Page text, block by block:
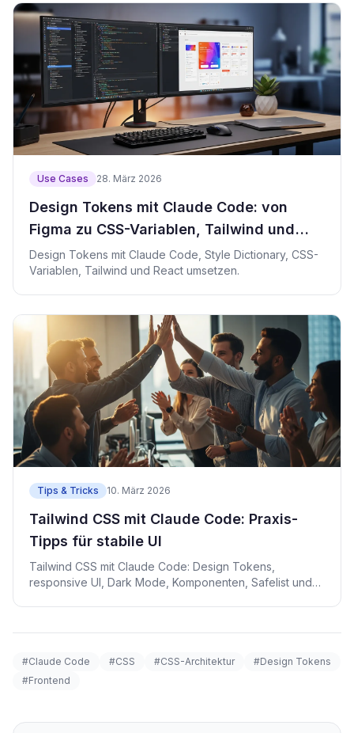
Use Cases 28. März 2026
Design Tokens mit Claude Code: von
Figma zu CSS-Variablen, Tailwind und
React
Design Tokens mit Claude Code, Style Dictionary, CSS-
Variablen, Tailwind und React umsetzen.
Tips & Tricks 10. März 2026
Tailwind CSS mit Claude Code: Praxis-
Tipps für stabile UI
Tailwind CSS mit Claude Code: Design Tokens,
responsive UI, Dark Mode, Komponenten, Safelist und
#Claude Code #CSS #CSS-Architektur
#Design Tokens
#Frontend